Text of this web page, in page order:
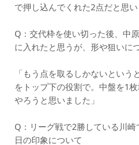
で押し込んでくれた2点だと思い
Q：交代枠を使い切った後、中
に入れたと思うが、形や狙いに
「もう点を取るしかないとい
をトップ下の役割で。中盤を1
やろうと思いました」
Q：リーグ戦で2勝している川
日の印象について